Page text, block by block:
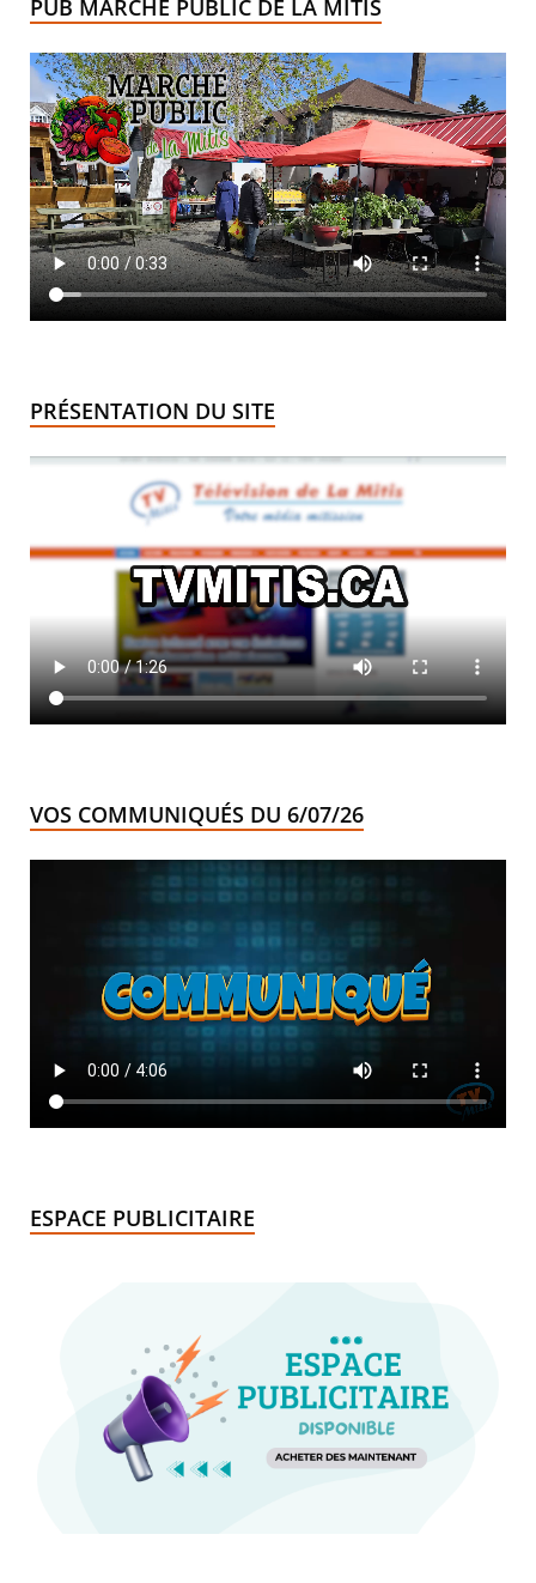
PUB MARCHÉ PUBLIC DE LA MITIS
PRÉSENTATION DU SITE
VOS COMMUNIQUÉS DU 6/07/26
ESPACE PUBLICITAIRE